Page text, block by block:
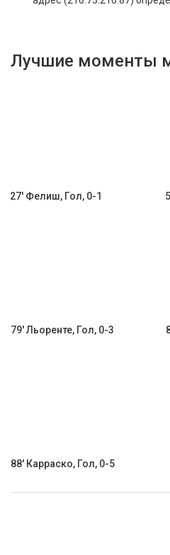
Лучшие моменты
27' Фелиш, Гол, 0-1
79' Льоренте, Гол, 0-3
88' Карраско, Гол, 0-5